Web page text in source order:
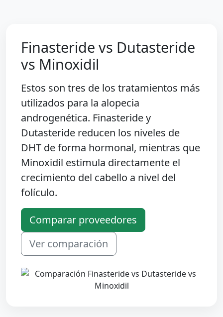
Finasteride vs Dutasteride
vs Minoxidil
Estos son tres de los tratamientos más
utilizados para la alopecia
androgenética. Finasteride y
Dutasteride reducen los niveles de
DHT de forma hormonal, mientras que
Minoxidil estimula directamente el
crecimiento del cabello a nivel del
folículo.
Comparar proveedores
Ver comparación